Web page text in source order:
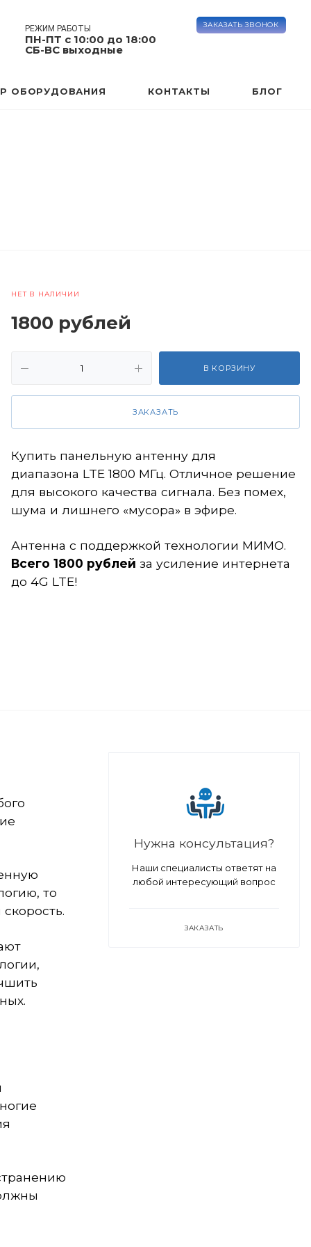
ЗАКАЗАТЬ ЗВОНОК
РЕЖИМ РАБОТЫ
ПН-ПТ с 10:00 до 18:00
СБ-ВС выходные
ОБОРУДОВАНИЯ КОНТАКТЫ БЛОГ
НЕТ В НАЛИЧИИ
1800 рублей
В КОРЗИНУ
ЗАКАЗАТЬ
Купить панельную антенну для
диапазона LTE 1800 МГц. Отличное решение
для высокого качества сигнала. Без помех,
шума и лишнего «мусора» в эфире.
Антенна с поддержкой технологии МИМО.
Всего 1800 рублей за усиление интернета
до 4G LTE!
Нужна консультация?
Наши специалисты ответят на
любой интересующий вопрос
ЗАКАЗАТЬ
то